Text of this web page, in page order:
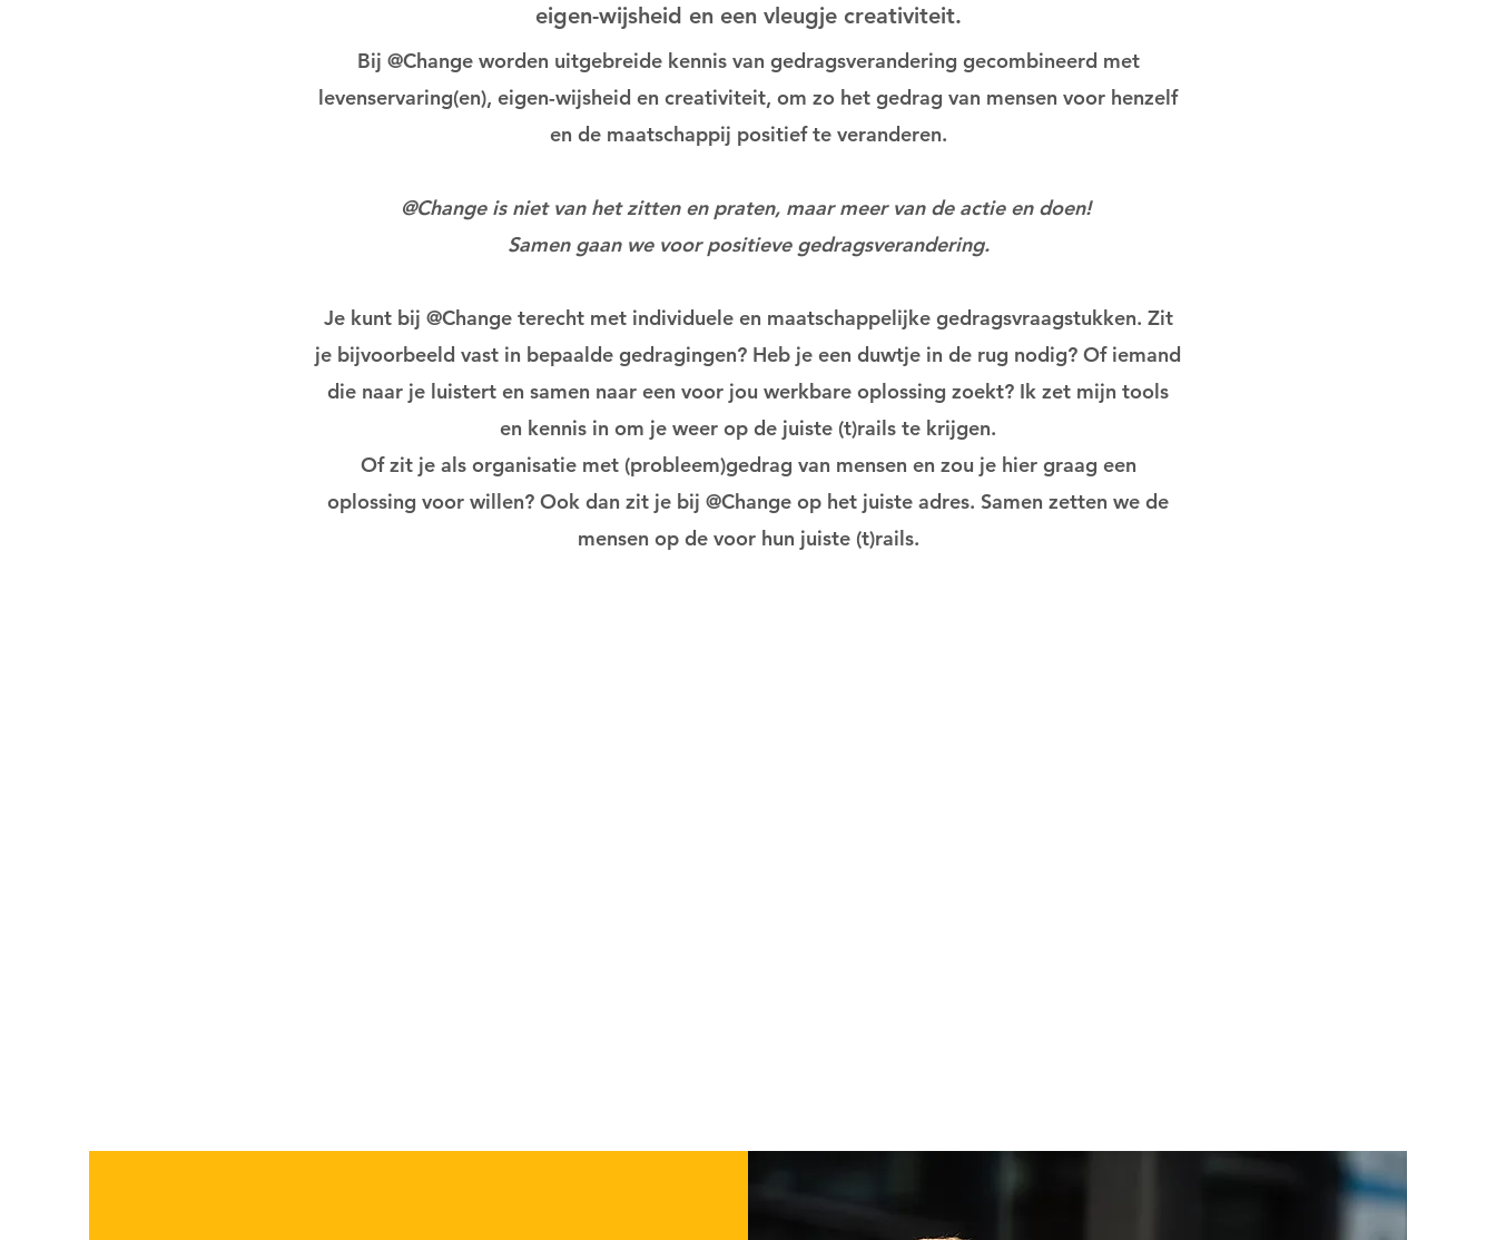
eigen-wijsheid en een vleugje creativiteit.
Bij @Change worden uitgebreide kennis van gedragsverandering gecombineerd met
levenservaring(en), eigen-wijsheid en creativiteit, om zo het gedrag van mensen voor henzelf
en de maatschappij positief te veranderen.
@Change is niet van het zitten en praten, maar meer van de actie en doen!
Samen gaan we voor positieve gedragsverandering.
Je kunt bij @Change terecht met individuele en maatschappelijke gedragsvraagstukken. Zit
je bijvoorbeeld vast in bepaalde gedragingen? Heb je een duwtje in de rug nodig? Of iemand
die naar je luistert en samen naar een voor jou werkbare oplossing zoekt? Ik zet mijn tools
en kennis in om je weer op de juiste (t)rails te krijgen.
Of zit je als organisatie met (probleem)gedrag van mensen en zou je hier graag een
oplossing voor willen? Ook dan zit je bij @Change op het juiste adres. Samen zetten we de
mensen op de voor hun juiste (t)rails.